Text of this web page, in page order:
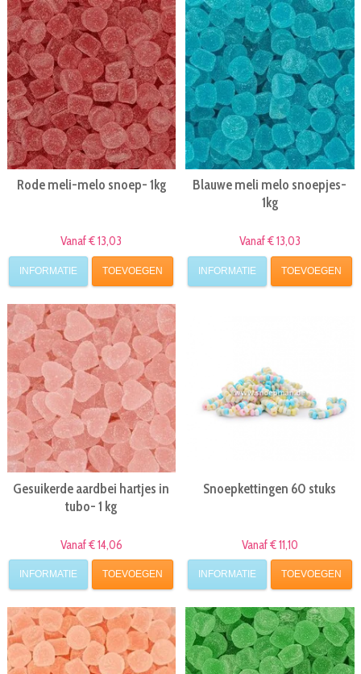
Rode meli-melo snoep- 1kg
Vanaf € 13,03
INFORMATIE TOEVOEGEN
Blauwe meli melo snoepjes-
1kg
Vanaf € 13,03
INFORMATIE TOEVOEGEN
Gesuikerde aardbei hartjes in
tubo- 1 kg
Vanaf € 14,06
INFORMATIE TOEVOEGEN
Snoepkettingen 60 stuks
Vanaf € 11,10
INFORMATIE TOEVOEGEN